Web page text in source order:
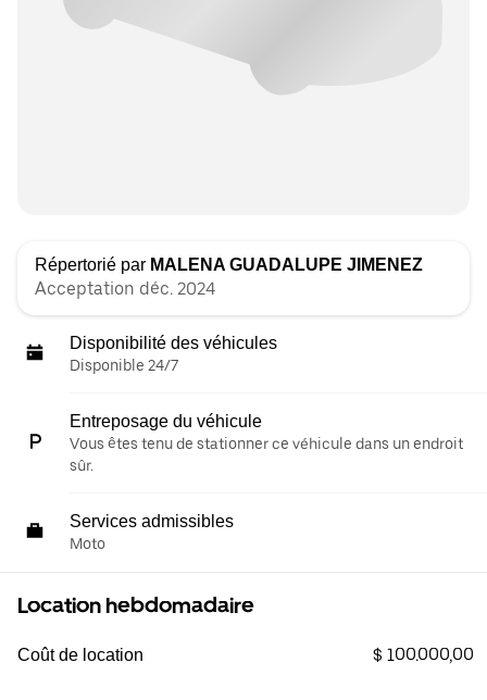
Répertorié par MALENA GUADALUPE JIMENEZ
Acceptation déc. 2024
Disponibilité des véhicules
Disponible 24/7
Entreposage du véhicule
Vous êtes tenu de stationner ce véhicule dans un endroit
sûr.
Services admissibles
Moto
Location hebdomadaire
Coût de location $ 100.000,00